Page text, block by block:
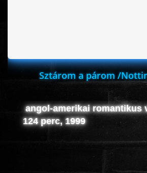
Sztárom a párom /
angol-amerikai romantikus
124 perc, 1999